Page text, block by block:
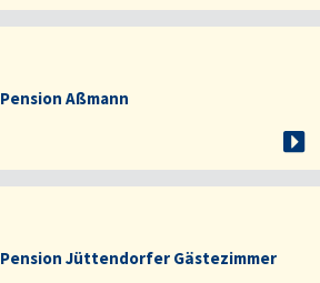
Pension Aßmann
Pension Jüttendorfer Gästezimmer